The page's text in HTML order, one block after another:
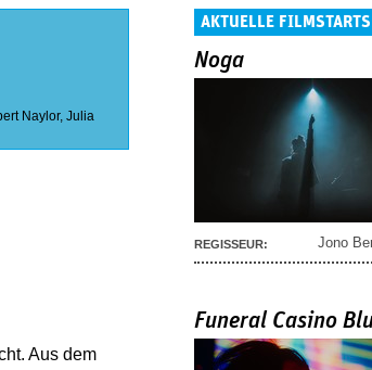
Naylor, Julia
Aus dem
AKTUELLE FILMSTARTS
Noga
REGISSEUR: Jono
Funeral Casino